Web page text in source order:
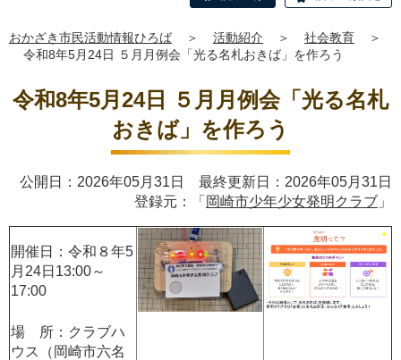
おかざき市民活動情報ひろば ＞ 活動紹介 ＞ 社会教育
＞
令和8年5月24日 ５月月例会「光る名札おきば」を作ろう
令和8年5月24日 ５月月例会「光る名札
おきば」を作ろう
公開日：2026年05月31日 最終更新日：2026年05月31日
登録元：「 岡崎市少年少女発明クラブ 」
開催日：令和８年5
月24日13:00～
17:00
場 所：クラブハ
ウス（岡崎市六名